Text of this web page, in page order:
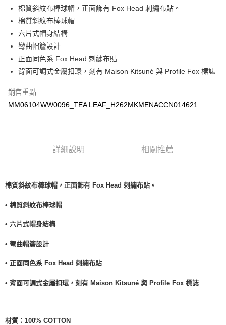
付款後萊爾富取貨
每筆NT$100
付款後7-11取貨
每筆NT$100，滿NT$3,000(含以上)免運費
每筆NT$100，滿NT$3,000(含以上)免運費
棉質斜紋布棒球帽，正面飾有 Fox Head 刺繡布貼。
棉質斜紋布棒球帽
六片式帽身結構
彎曲帽簷設計
正面同色系 Fox Head 刺繡布貼
背面可調式金屬扣環，刻有 Maison Kitsuné 與 Profile Fox 標誌
銷售重點
MM06104WW0096_TEA LEAF_H262MKMENACCN014621
詳細說明 相關推薦
棉質斜紋布棒球帽，正面飾有 Fox Head 刺繡布貼。
• 棉質斜紋布棒球帽
• 六片式帽身結構
• 彎曲帽簷設計
• 正面同色系 Fox Head 刺繡布貼
• 背面可調式金屬扣環，刻有 Maison Kitsuné 與 Profile Fox 標誌
材質： 100% COTTON